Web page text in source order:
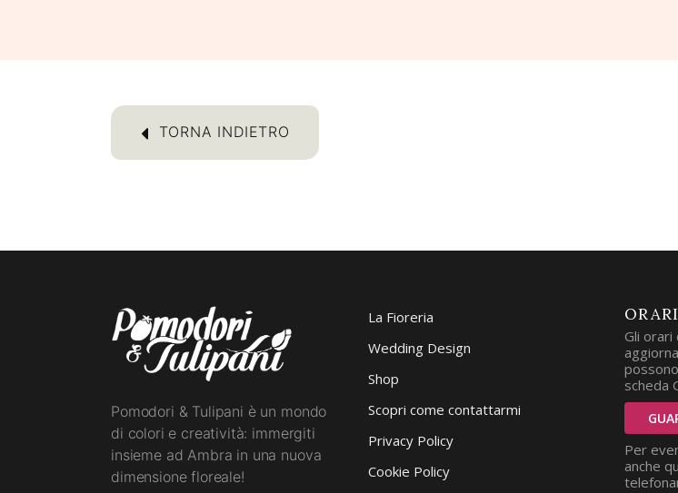
TORNA INDIETRO
Pomodori & Tulipani è un mondo
di colori e creatività: immergiti
insieme ad Ambra in una nuova
dimensione floreale!
La Fioreria
Wedding Design
Shop
Scopri come contattarmi
Privacy Policy
Cookie Policy
Gli
scheda
Per
anche